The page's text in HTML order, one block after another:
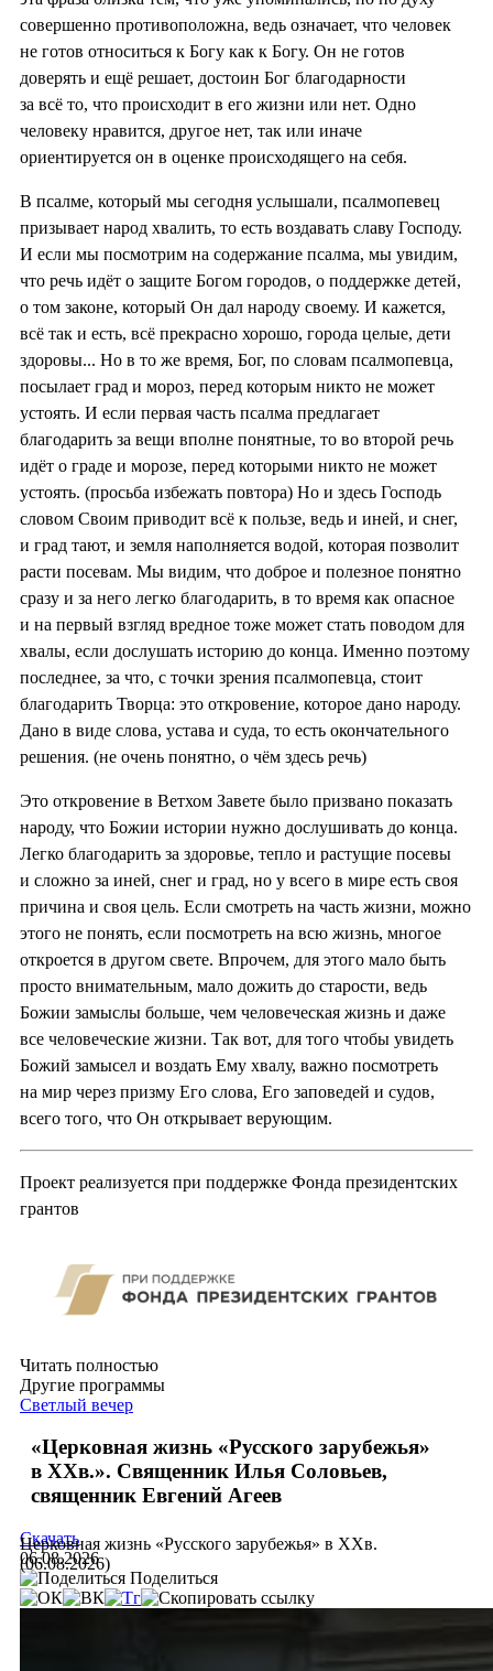
совершенно противоположна, ведь означает, что человек
не готов относиться к Богу как к Богу. Он не готов
доверять и ещё решает, достоин Бог благодарности
за всё то, что происходит в его жизни или нет. Одно
человеку нравится, другое нет, так или иначе
ориентируется он в оценке происходящего на себя.
В псалме, который мы сегодня услышали, псалмопевец
призывает народ хвалить, то есть воздавать славу Господу.
И если мы посмотрим на содержание псалма, мы увидим,
что речь идёт о защите Богом городов, о поддержке детей,
о том законе, который Он дал народу своему. И кажется,
всё так и есть, всё прекрасно хорошо, города целые, дети
здоровы... Но в то же время, Бог, по словам псалмопевца,
посылает град и мороз, перед которым никто не может
устоять. И если первая часть псалма предлагает
благодарить за вещи вполне понятные, то во второй речь
идёт о граде и морозе, перед которыми никто не может
устоять. (просьба избежать повтора) Но и здесь Господь
словом Своим приводит всё к пользе, ведь и иней, и снег,
и град тают, и земля наполняется водой, которая позволит
расти посевам. Мы видим, что доброе и полезное понятно
сразу и за него легко благодарить, в то время как опасное
и на первый взгляд вредное тоже может стать поводом для
хвалы, если дослушать историю до конца. Именно поэтому
последнее, за что, с точки зрения псалмопевца, стоит
благодарить Творца: это откровение, которое дано народу.
Дано в виде слова, устава и суда, то есть окончательного
решения. (не очень понятно, о чём здесь речь)
Это откровение в Ветхом Завете было призвано показать
народу, что Божии истории нужно дослушивать до конца.
Легко благодарить за здоровье, тепло и растущие посевы
и сложно за иней, снег и град, но у всего в мире есть своя
причина и своя цель. Если смотреть на часть жизни, можно
этого не понять, если посмотреть на всю жизнь, многое
откроется в другом свете. Впрочем, для этого мало быть
просто внимательным, мало дожить до старости, ведь
Божии замыслы больше, чем человеческая жизнь и даже
все человеческие жизни. Так вот, для того чтобы увидеть
Божий замысел и воздать Ему хвалу, важно посмотреть
на мир через призму Его слова, Его заповедей и судов,
всего того, что Он открывает верующим.
Проект реализуется при поддержке Фонда президентских
грантов
Читать полностью
Другие программы
Светлый вечер
«Церковная жизнь «Русского зарубежья»
в ХХв.». Священник Илья Соловьев,
священник Евгений Агеев
Церковная жизнь «Русского зарубежья» в ХХв.
(06.08.2026)
Скачать
06.08.2026
Поделиться